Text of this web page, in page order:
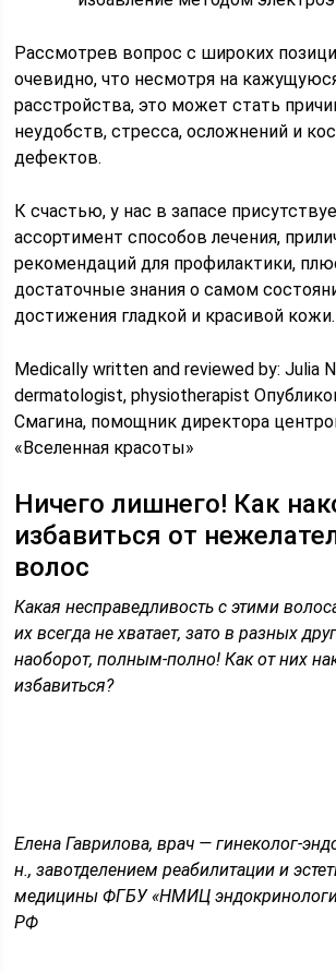
Рассмотрев вопрос с широких
очевидно, что несмотря на
расстройства, это может стать
неудобств, стресса, осложнений и
дефектов.
К счастью, у нас в запасе
ассортимент способов лечения,
рекомендаций для профилактики,
достаточные знания о самом
достижения гладкой и красивой
Medically written and reviewed by: Julia
dermatologist, physiotherapist
Смагина, помощник директора
«Вселенная красоты»
Ничего лишнего! Как
избавиться от
волос
Какая несправедливость с этими
их всегда не хватает, зато в разных
наоборот, полным-полно! Как от них
избавиться?
Елена Гаврилова, врач — гинеколог-
н., завотделением реабилитации и
медицины ФГБУ «НМИЦ
РФ